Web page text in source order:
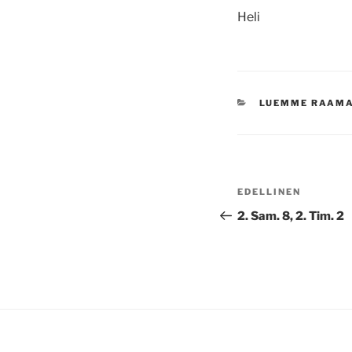
Heli
KATEGORIAT
LUEMME
Artikkelien
selaus
Edellinen
artikkeli
EDELLINEN
2. Sam. 8, 2. Tim. 2